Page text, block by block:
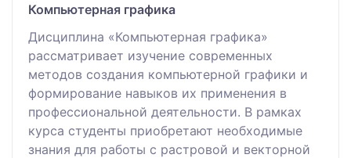
Компьютерная графика
Дисциплина «Компьютерная графика»
рассматривает изучение современных
методов создания компьютерной графики и
формирование навыков их применения в
профессиональной деятельности. В рамках
курса студенты приобретают необходимые
знания для работы с растровой и векторной